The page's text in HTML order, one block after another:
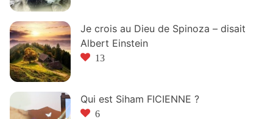
Je crois au Dieu de Spinoza – disait
Albert Einstein
13
Qui est Siham FICIENNE ?
6